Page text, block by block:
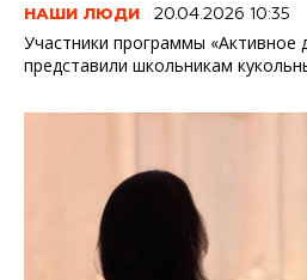
НАШИ ЛЮДИ 20.04.2026 10:35
Участники программы «Активное
представили школьникам